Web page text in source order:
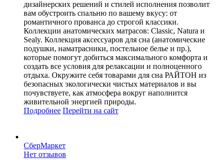
дизайнерских решений и стилей исполнения позволит
вам обустроить спальню по вашему вкусу: от
романтичного прованса до строгой классики.
Коллекции анатомических матрасов: Classic, Natura и
Sealy. Коллекция аксессуаров для сна (анатомические
подушки, наматрасники, постельное белье и пр.),
которые помогут добиться максимального комфорта и
создать все условия для релаксации и полноценного
отдыха. Окружите себя товарами для сна РАЙТОН из
безопасных экологически чистых материалов и вы
почувствуете, как атмосфера вокруг наполнится
живительной энергией природы.
Подробнее Перейти на сайт
СберМаркет
Нет отзывов